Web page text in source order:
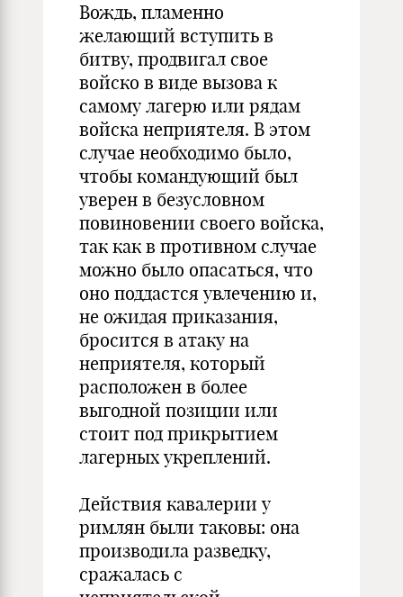
Вождь, пламенно
желающий вступить в
битву, продвигал свое
войско в виде вызова к
самому лагерю или рядам
войска неприятеля. В этом
случае необходимо было,
чтобы командующий был
уверен в безусловном
повиновении своего войска,
так как в противном случае
можно было опасаться, что
оно поддастся увлечению и,
не ожидая приказания,
бросится в атаку на
неприятеля, который
расположен в более
выгодной позиции или
стоит под прикрытием
лагерных укреплений.
Действия кавалерии у
римлян были таковы: она
производила разведку,
сражалась с